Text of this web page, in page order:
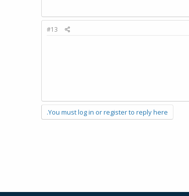
#13
You must log in or register to reply here.